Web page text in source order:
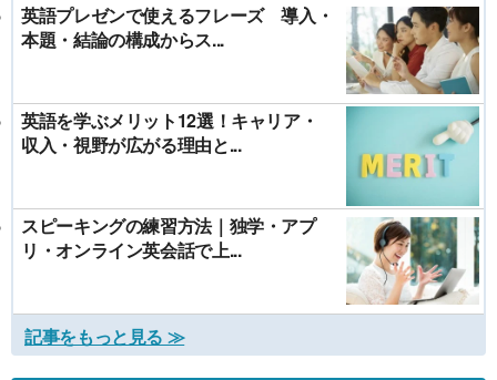
英語プレゼンで使えるフレーズ 導入・
本題・結論の構成からス...
英語を学ぶメリット12選！キャリア・
収入・視野が広がる理由と...
スピーキングの練習方法｜独学・アプ
リ・オンライン英会話で上...
記事をもっと見る ≫